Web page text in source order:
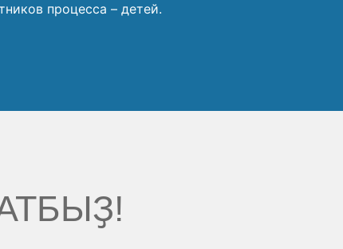
процесса – детей.